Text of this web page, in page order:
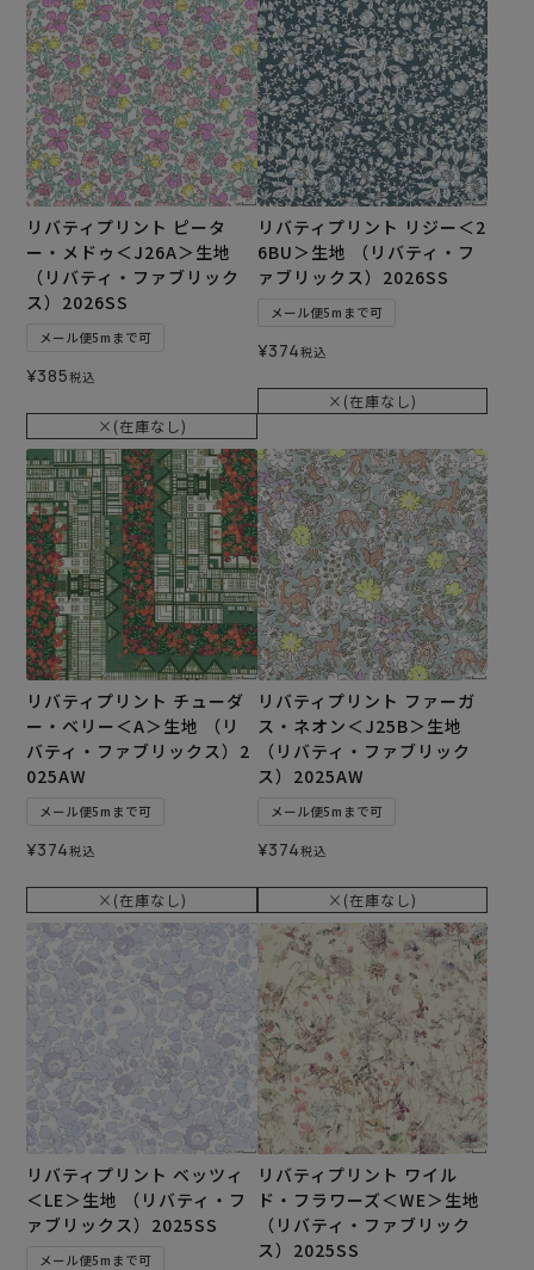
リバティプリント ピータ
ー・メドゥ＜J26A＞生地
（リバティ・ファブリック
ス）2026SS
メール便5mまで可
¥385税込
×(在庫なし)
リバティプリント リジー＜2
6BU＞生地 （リバティ・フ
ァブリックス）2026SS
メール便5mまで可
¥374税込
×(在庫なし)
リバティプリント チューダ
ー・ベリー＜A＞生地 （リ
バティ・ファブリックス）2
025AW
メール便5mまで可
¥374税込
×(在庫なし)
リバティプリント ファーガ
ス・ネオン＜J25B＞生地
（リバティ・ファブリック
ス）2025AW
メール便5mまで可
¥374税込
×(在庫なし)
リバティプリント ベッツィ
＜LE＞生地 （リバティ・フ
ァブリックス）2025SS
メール便5mまで可
リバティプリント ワイル
ド・フラワーズ＜WE＞生地
（リバティ・ファブリック
ス）2025SS